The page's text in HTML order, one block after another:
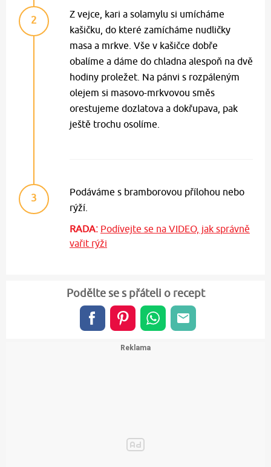
2
Z vejce, kari a solamylu si umícháme
kašičku, do které zamícháme nudličky
masa a mrkve. Vše v kašičce dobře
obalíme a dáme do chladna alespoň na dvě
hodiny proležet. Na pánvi s rozpáleným
olejem si masovo-mrkvovou směs
orestujeme dozlatova a dokřupava, pak
ještě trochu osolíme.
3
Podáváme s bramborovou přílohou nebo
rýží.
RADA: Podívejte se na VIDEO, jak správně
vařit rýži
Podělte se s přáteli o recept